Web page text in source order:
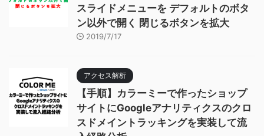
スライドメニューを デフォルトのボタ
ン以外で開く 閉じるボタンを拡大
2019/7/17
アクセス解析
【手順】カラーミーで作ったショップ
サイトにGoogleアナリティクスのクロ
スドメイントラッキングを実装して流